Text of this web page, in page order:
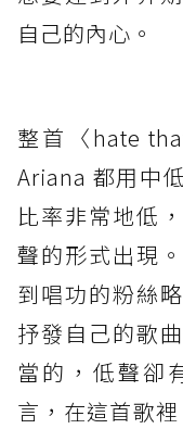
自己的內心。
整首〈hate
Ariana 都用中
比率非常地低
聲的形式出現
到唱功的粉絲
抒發自己的歌
當的，低聲卻
言，在這首歌